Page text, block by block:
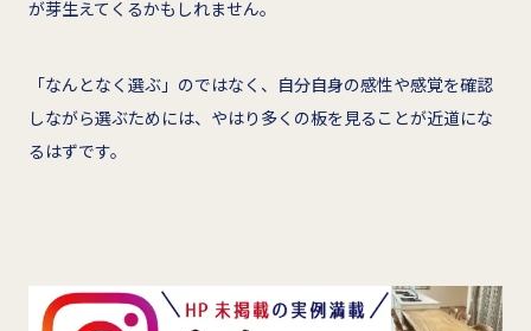
が芽生えてくるかもしれません。
「なんとなく選ぶ」のではなく、自分自身の感性や感覚を確認
しながら選ぶためには、やはり多くの板を見ることが近道にな
るはずです。